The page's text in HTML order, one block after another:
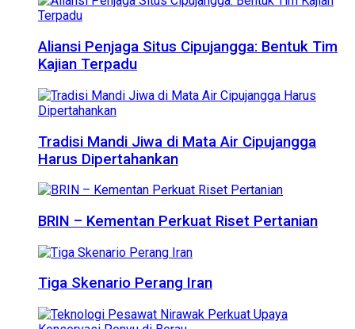
Aliansi Penjaga Situs Cipujangga: Bentuk Tim
Kajian Terpadu
Tradisi Mandi Jiwa di Mata Air Cipujangga
Harus Dipertahankan
BRIN – Kementan Perkuat Riset Pertanian
Tiga Skenario Perang Iran